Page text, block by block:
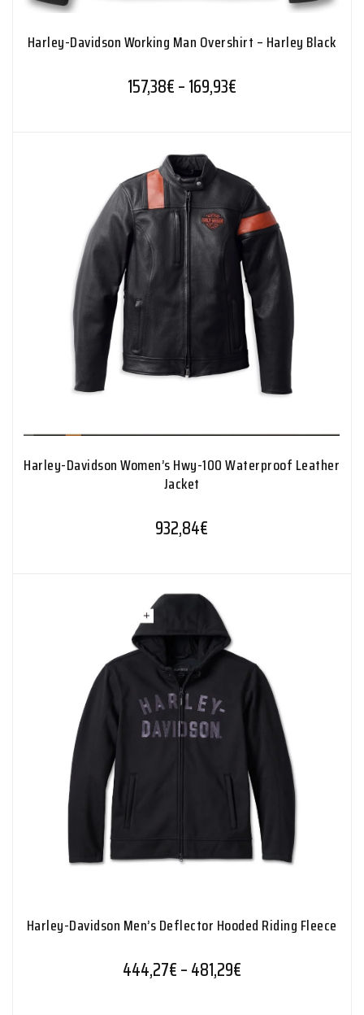
Harley-Davidson Working Man Overshirt – Harley Black
157,38€–169,93€Hintaluokka:
Harley-Davidson Women’s Hwy-100 Waterproof Leather
Jacket
932,84€
Harley-Davidson Men’s Deflector Hooded Riding Fleece
444,27€–481,29€Hintaluokka: